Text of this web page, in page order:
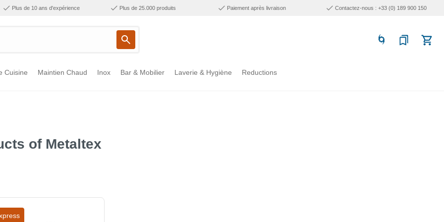
Plus de 10 ans d'expérience Plus de 25.000 produits Paiement après livraison Contactez-nous : +33 (0) 189 900 150
Cuisine Maintien Chaud Inox Bar & Mobilier Laverie & Hygiène Reductions
of Metaltex